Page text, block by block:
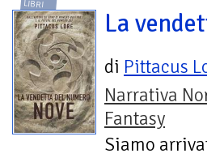
LIBRI
La
di Pittacus
Narrativa
Fantasy
Siamo